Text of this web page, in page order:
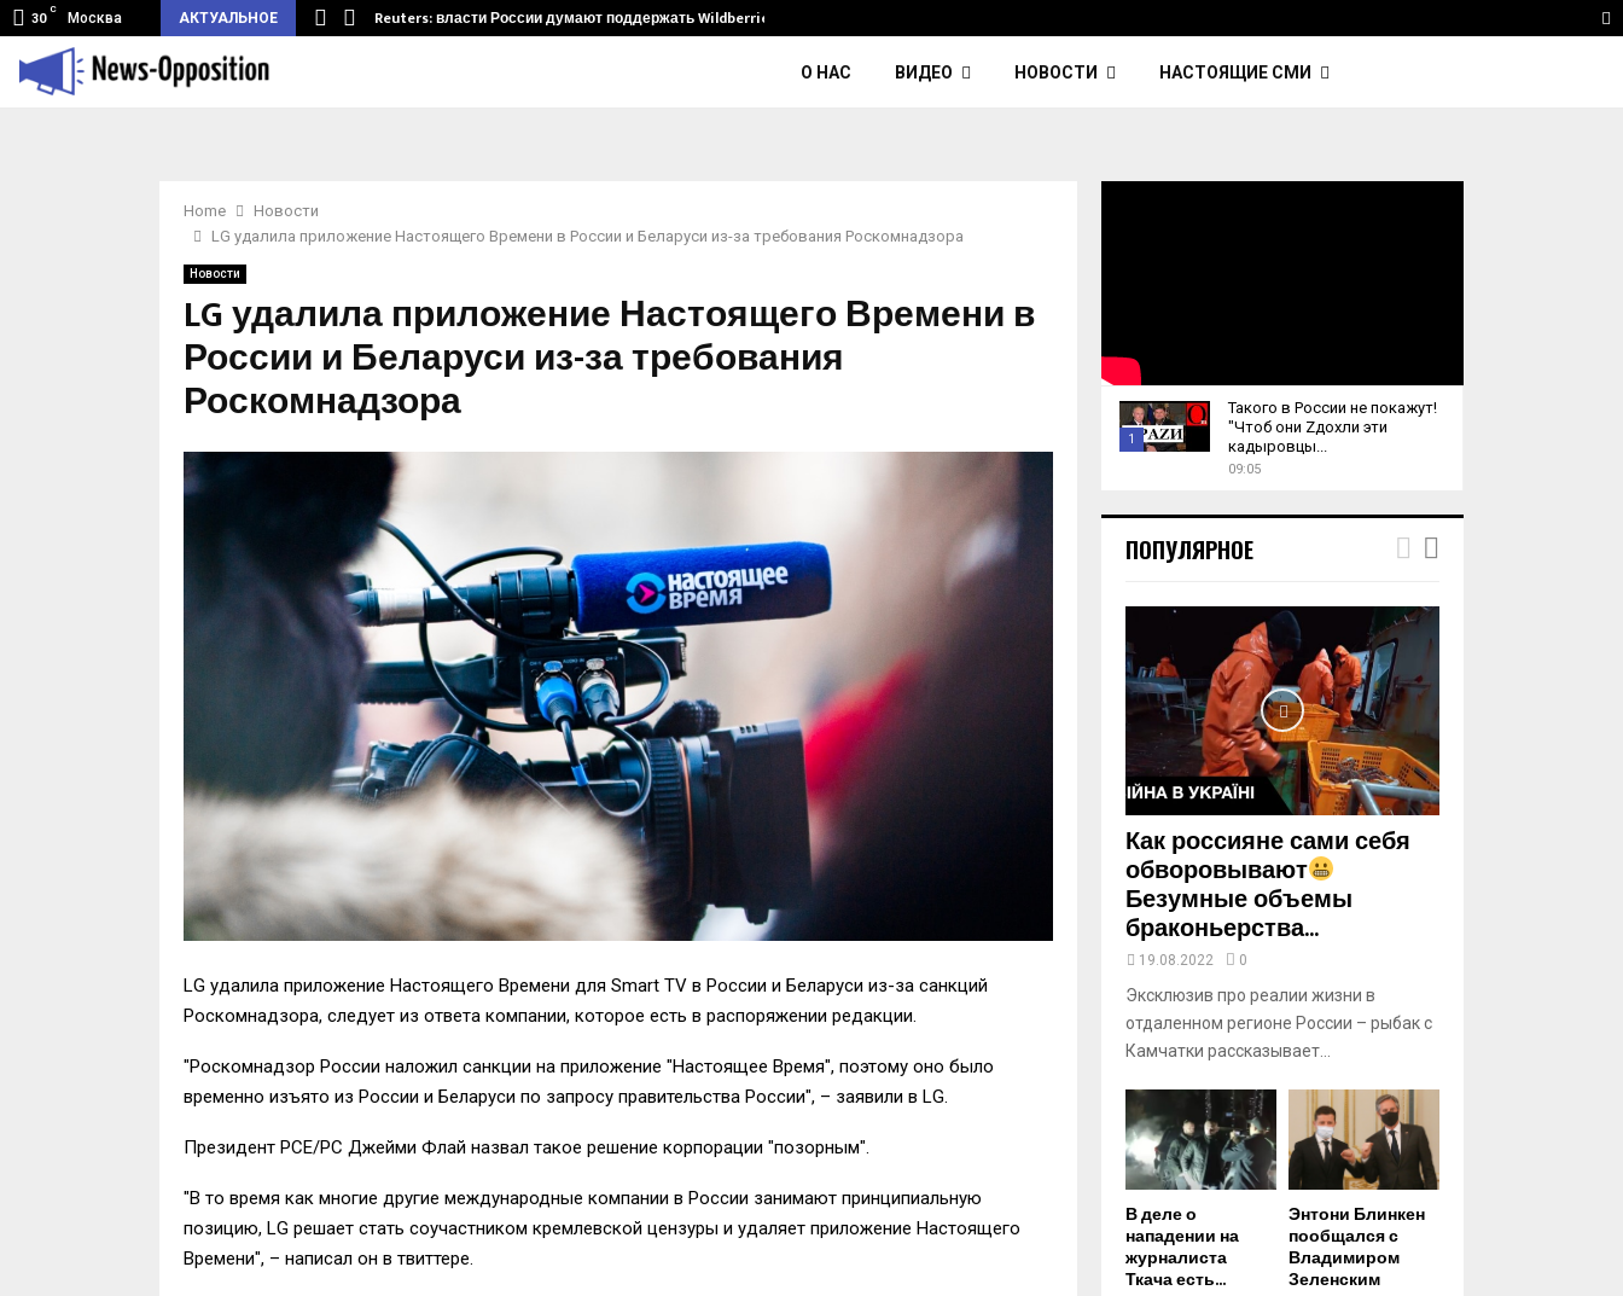
30
C
Москва АКТУАЛЬНОЕ
туннель из Беларуси.… Reuters: власти России думают поддержать Wildberries и его…
О НАС ВИДЕО НОВОСТИ НАСТОЯЩИЕ СМИ
Home
Новости
LG удалила приложение Настоящего Времени в России и Беларуси из-за требования Роскомнадзора
Новости
LG удалила приложение Настоящего Времени в
России и Беларуси из-за требования
Роскомнадзора
LG удалила приложение Настоящего Времени для Smart TV в России и Беларуси из-за санкций
Роскомнадзора, следует из ответа компании, которое есть в распоряжении редакции.
"Роскомнадзор России наложил санкции на приложение "Настоящее Время", поэтому оно было
временно изъято из России и Беларуси по запросу правительства России", – заявили в LG.
Президент РСЕ/РС Джейми Флай назвал такое решение корпорации "позорным".
"В то время как многие другие международные компании в России занимают принципиальную
позицию, LG решает стать соучастником кремлевской цензуры и удаляет приложение Настоящего
Времени", – написал он в твиттере.
1
u
m
u
b
e
Такого в России не покажут!
"Чтоб они Zдохли эти
кадыровцы...
09:05
ПОПУЛЯРНОЕ
Как россияне сами себя
обворовывают
Безумные объемы
браконьерства...
19.08.2022 0
Эксклюзив про реалии жизни в
отдаленном регионе России – рыбак с
Камчатки рассказывает...
В деле о
нападении на
журналиста
Ткача есть...
Энтони Блинкен
пообщался с
Владимиром
Зеленским